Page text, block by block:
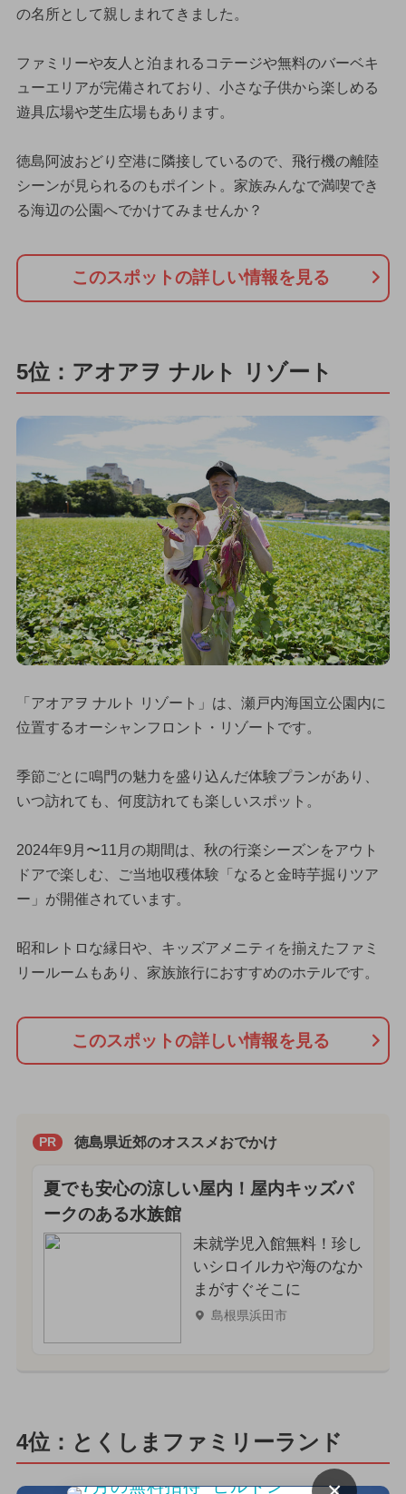
の名所として親しまれてきました。
ファミリーや友人と泊まれるコテージや無料のバーベキ
ューエリアが完備されており、小さな子供から楽しめる
遊具広場や芝生広場もあります。
徳島阿波おどり空港に隣接しているので、飛行機の離陸
シーンが見られるのもポイント。家族みんなで満喫でき
る海辺の公園へでかけてみませんか？
このスポットの詳しい情報を見る
5位：アオアヲ ナルト リゾート
「アオアヲ ナルト リゾート」は、瀬戸内海国立公園内に
位置するオーシャンフロント・リゾートです。
季節ごとに鳴門の魅力を盛り込んだ体験プランがあり、
いつ訪れても、何度訪れても楽しいスポット。
2024年9月〜11月の期間は、秋の行楽シーズンをアウト
ドアで楽しむ、ご当地収穫体験「なると金時芋掘りツア
ー」が開催されています。
昭和レトロな縁日や、キッズアメニティを揃えたファミ
リールームもあり、家族旅行におすすめのホテルです。
このスポットの詳しい情報を見る
PR 徳島県近郊のオススメおでかけ
夏でも安心の涼しい屋内！屋内キッズパ
ークのある水族館
未就学児入館無料！珍し
いシロイルカや海のなか
まがすぐそこに
島根県浜田市
4位：とくしまファミリーランド